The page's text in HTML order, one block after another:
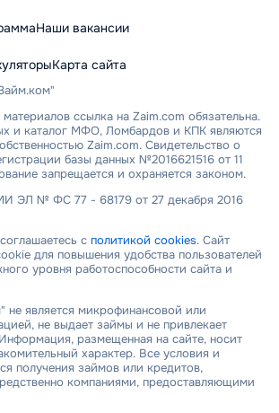
Наши вакансии
Карта сайта
ссылка на Zaim.com обязательна.
и каталог МФО, Ломбардов и КПК являются
Zaim.com. Свидетельство о
базы данных №2016621516 от 11
запрещается и охраняется законом.
ЭЛ № ФС 77 - 68179 от 27 декабря 2016
с политикой cookies. Сайт
для повышения удобства пользователей
уровня работоспособности сайта и
является микрофинансовой или
не выдает займы и не привлекает
размещенная на сайте, носит
характер. Все условия и
получения займов или кредитов,
компаниями, предоставляющими